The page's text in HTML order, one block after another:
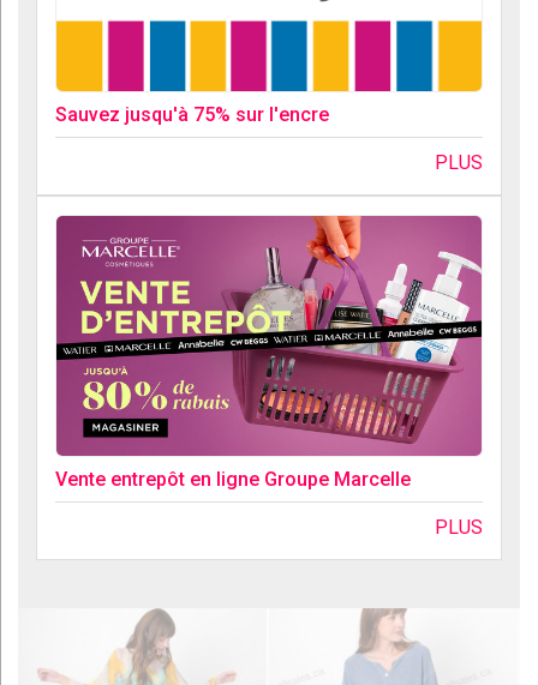
Sauvez jusqu'à 75% sur l'encre
PLUS
Vente entrepôt en ligne Groupe Marcelle
PLUS